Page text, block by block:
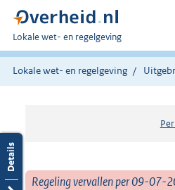
U
bent
hier:
Lokale wet- en regelgeving
Lokale wet- en regelgeving
Regeling vervallen per 09-07-